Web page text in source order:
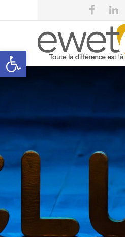
Open toolbar